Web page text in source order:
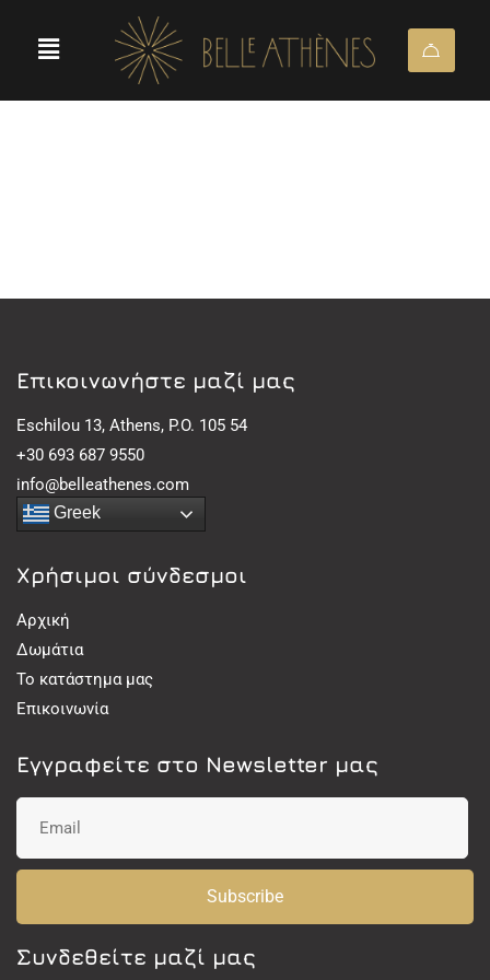
Eπικοινωνήστε μαζί μας
Eschilou 13, Athens, P.O. 105 54
+30 693 687 9550
info@belleathenes.com
Greek
Χρήσιμοι σύνδεσμοι
Αρχική
Δωμάτια
Το κατάστημα μας
Επικοινωνία
Εγγραφείτε στο Newsletter μας
Subscribe
Συνδεθείτε μαζί μας